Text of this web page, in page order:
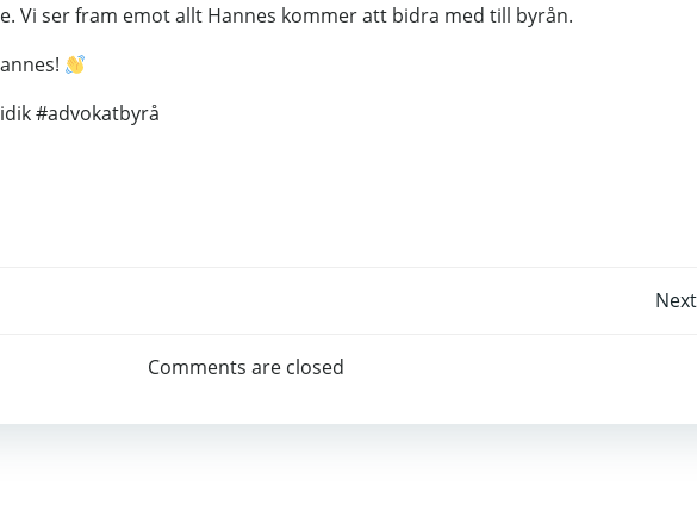
Vi ser fram emot allt Hannes kommer att bidra med till byrån.
#advokatbyrå
navigation
Comments are closed